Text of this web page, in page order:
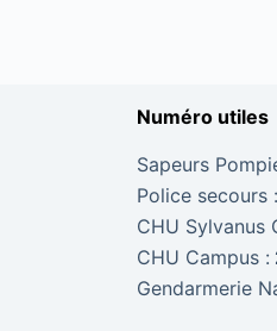
Numéro utiles
Sapeurs
Police secours :
CHU Sylvanus
CHU Campus :
Gendarmerie